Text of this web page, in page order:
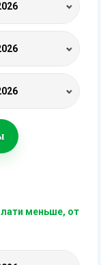
меньше, от